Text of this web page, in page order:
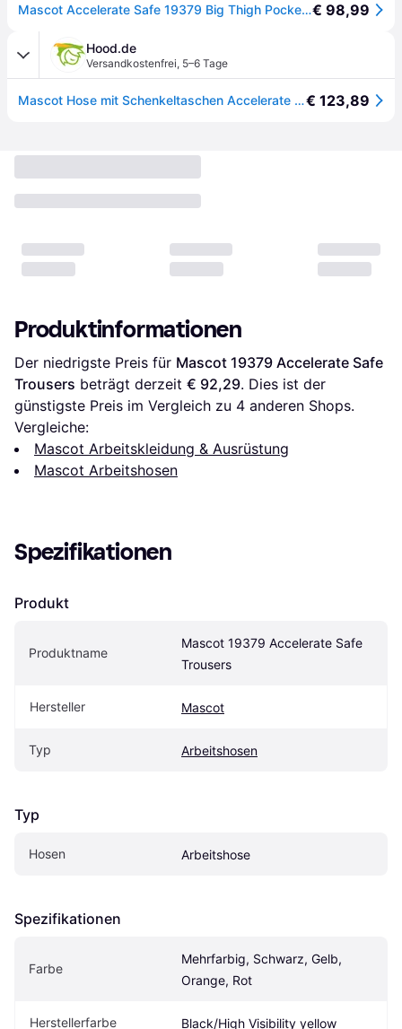
Mascot Accelerate Safe 19379 Big Thigh Pockets Work Pants Schwarz 51 / 30 Mann€ 98,99
Hood.de
Versandkostenfrei, 5–6 Tage
Mascot Hose mit Schenkeltaschen Accelerate Safe 19379-510€ 123,89
Produktinformationen
Der niedrigste Preis für Mascot 19379 Accelerate Safe
Trousers beträgt derzeit € 92,29. Dies ist der
günstigste Preis im Vergleich zu 4 anderen Shops.
Vergleiche:
Mascot Arbeitskleidung & Ausrüstung
Mascot Arbeitshosen
Spezifikationen
Produkt
Produktname
Mascot 19379 Accelerate Safe
Trousers
Hersteller Mascot
Typ Arbeitshosen
Typ
Hosen Arbeitshose
Spezifikationen
Farbe
Mehrfarbig, Schwarz, Gelb,
Orange, Rot
Herstellerfarbe Black/High Visibility yellow